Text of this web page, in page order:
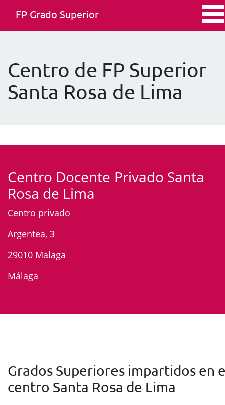
FP Grado Superior
Centro de FP Superior
Santa Rosa de Lima
Centro Docente Privado Santa
Rosa de Lima
Centro privado
Argentea, 3
29010 Malaga
Málaga
Grados Superiores impartidos en
centro Santa Rosa de Lima